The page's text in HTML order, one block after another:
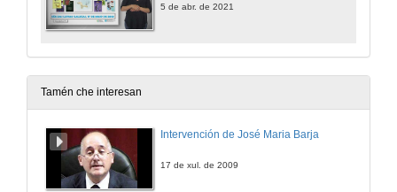
5 de abr. de 2021
Tamén che interesan
Intervención de José Maria Barja
17 de xul. de 2009